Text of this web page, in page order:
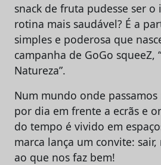
snack de fruta pudesse ser
rotina mais saudável? É a
simples e poderosa que
campanha de GoGo squeeZ,
Natureza”.
Num mundo onde passamos
por dia em frente a ecrãs e
do tempo é vivido em
marca lança um convite:
ao que nos faz bem!